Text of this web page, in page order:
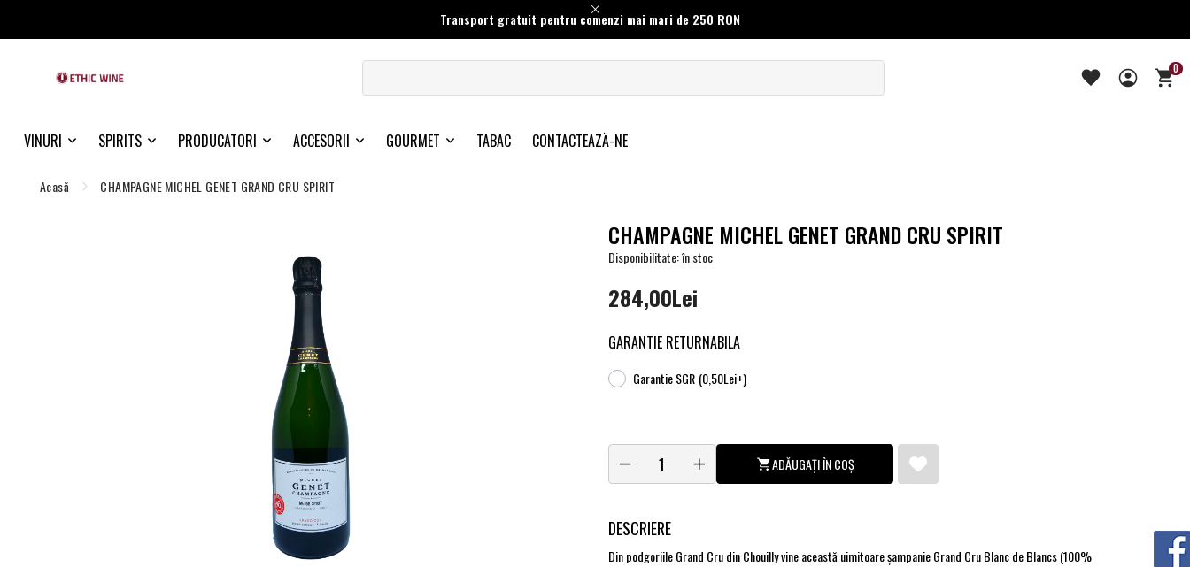
Transport gratuit pentru comenzi mai mari de 250 RON
0
VINURI SPIRITS PRODUCATORI ACCESORII GOURMET TABAC CONTACTEAZĂ-NE
Acasă CHAMPAGNE MICHEL GENET GRAND CRU SPIRIT
CHAMPAGNE MICHEL GENET GRAND CRU SPIRIT
Disponibilitate: în stoc
284,00Lei
GARANTIE RETURNABILA
Garantie SGR (0,50Lei+)
ADĂUGAȚI ÎN COȘ
DESCRIERE
Din podgoriile Grand Cru din Chouilly vine această uimitoare șampanie Grand Cru Blanc de Blancs (100%